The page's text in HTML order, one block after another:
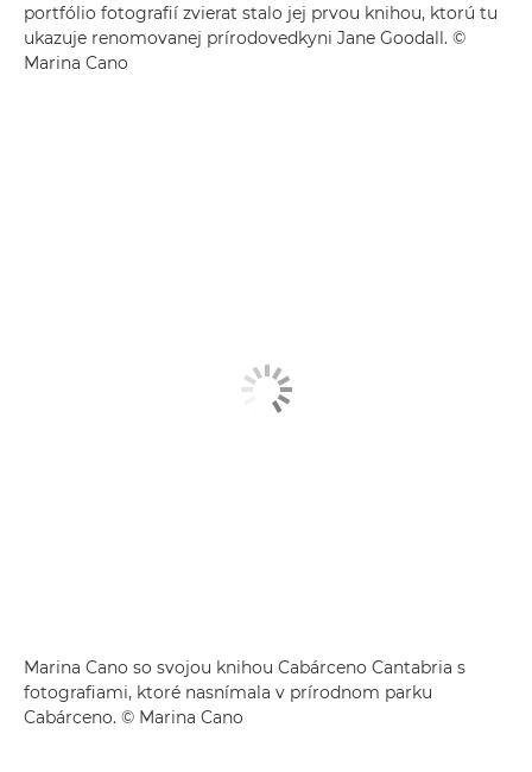
portfólio fotografií zvierat stalo jej prvou knihou, ktorú tu
ukazuje renomovanej prírodovedkyni Jane Goodall. ©
Marina Cano
Marina Cano so svojou knihou Cabárceno Cantabria s
fotografiami, ktoré nasnímala v prírodnom parku
Cabárceno. © Marina Cano